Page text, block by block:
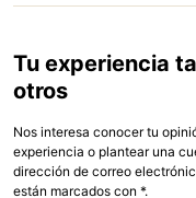
Tu experiencia
otros
Nos interesa conocer tu
experiencia o plantear una
dirección de correo
están marcados con *.